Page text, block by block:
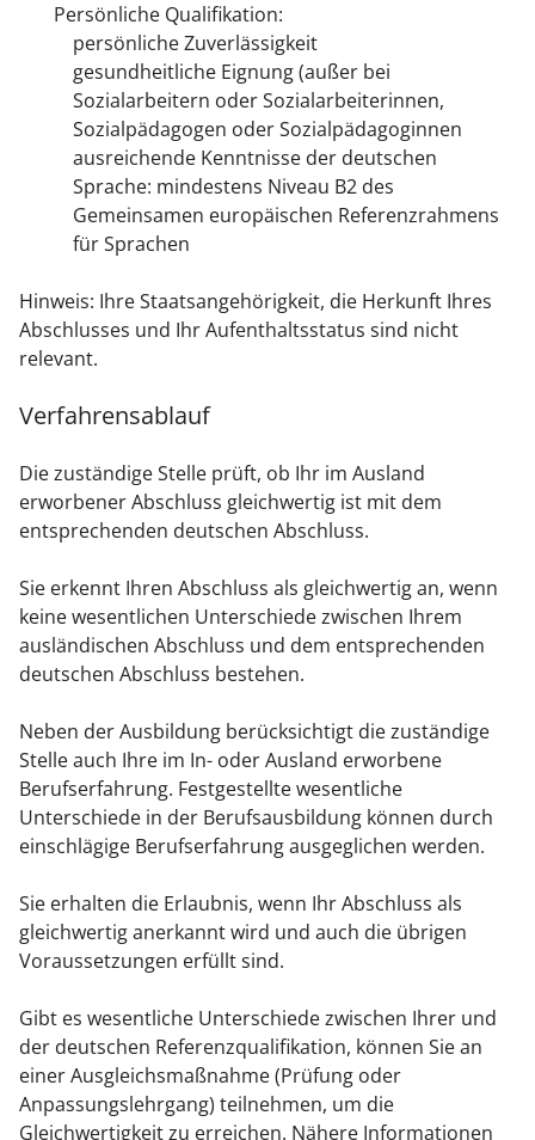
Persönliche Qualifikation:
persönliche Zuverlässigkeit
gesundheitliche Eignung (außer bei
Sozialarbeitern oder Sozialarbeiterinnen,
Sozialpädagogen oder Sozialpädagoginnen
ausreichende Kenntnisse der deutschen
Sprache: mindestens Niveau B2 des
Gemeinsamen europäischen Referenzrahmens
für Sprachen
Hinweis: Ihre Staatsangehörigkeit, die Herkunft Ihres
Abschlusses und Ihr Aufenthaltsstatus sind nicht
relevant.
Verfahrensablauf
Die zuständige Stelle prüft, ob Ihr im Ausland
erworbener Abschluss gleichwertig ist mit dem
entsprechenden deutschen Abschluss.
Sie erkennt Ihren Abschluss als gleichwertig an, wenn
keine wesentlichen Unterschiede zwischen Ihrem
ausländischen Abschluss und dem entsprechenden
deutschen Abschluss bestehen.
Neben der Ausbildung berücksichtigt die zuständige
Stelle auch Ihre im In- oder Ausland erworbene
Berufserfahrung. Festgestellte wesentliche
Unterschiede in der Berufsausbildung können durch
einschlägige Berufserfahrung ausgeglichen werden.
Sie erhalten die Erlaubnis, wenn Ihr Abschluss als
gleichwertig anerkannt wird und auch die übrigen
Voraussetzungen erfüllt sind.
Gibt es wesentliche Unterschiede zwischen Ihrer und
der deutschen Referenzqualifikation, können Sie an
einer Ausgleichsmaßnahme (Prüfung oder
Anpassungslehrgang) teilnehmen, um die
Gleichwertigkeit zu erreichen. Nähere Informationen